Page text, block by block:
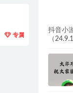
专属
抖音小
（